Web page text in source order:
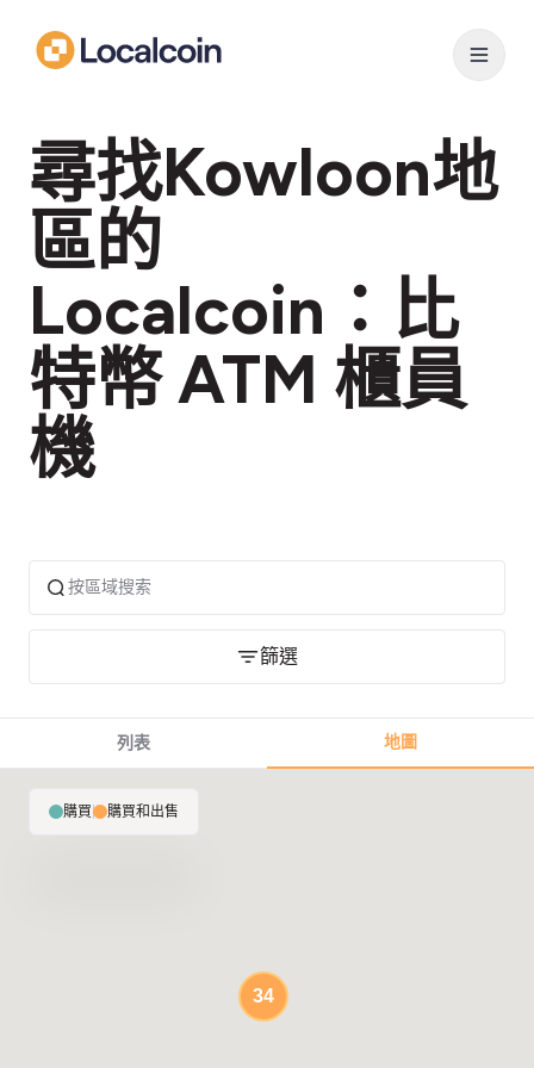
尋找Kowloon地
區的
Localcoin：比
特幣 ATM 櫃員
機
篩選
列表 地圖
34
購買| 購買和出售